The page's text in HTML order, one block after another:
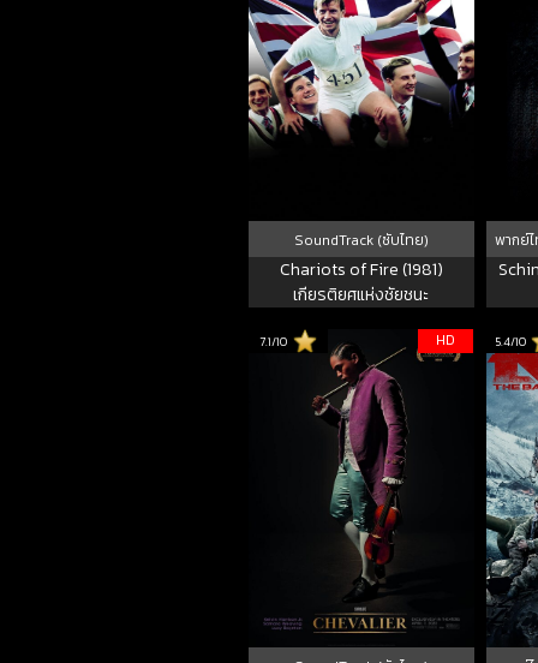
SoundTrack (ซับไทย)
Chariots of Fire (1981)
เกียรติยศแห่งชัยชนะ
พากย์
7.1/10 HD 5.4/10